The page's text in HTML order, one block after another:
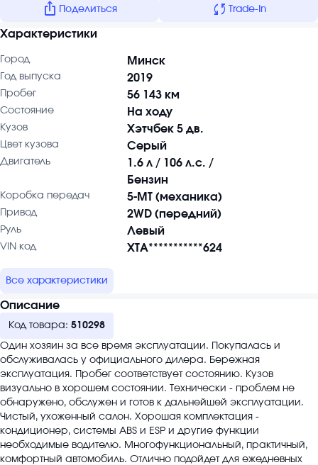
ios_share Поделиться sync Trade-In
Характеристики
Город Минск
Год выпуска 2019
Пробег 56 143 км
Состояние На ходу
Кузов Хэтчбек 5 дв.
Цвет кузова Серый
Двигатель
1.6 л / 106 л.с. /
Бензин
Коробка передач 5-MT (механика)
Привод 2WD (передний)
Руль Левый
VIN код XTA***********624
Все характеристики
Описание
Код товара: 510298
Один хозяин за все время эксплуатации. Покупалась и
обслуживалась у официального дилера. Бережная
эксплуатация. Пробег соответствует состоянию. Кузов
визуально в хорошем состоянии. Технически - проблем не
обнаружено, обслужен и готов к дальнейшей эксплуатации.
Чистый, ухоженный салон. Хорошая комплектация -
кондиционер, системы ABS и ESP и другие функции
необходимые водителю. Многофункциональный, практичный,
комфортный автомобиль. Отлично подойдет для ежедневных